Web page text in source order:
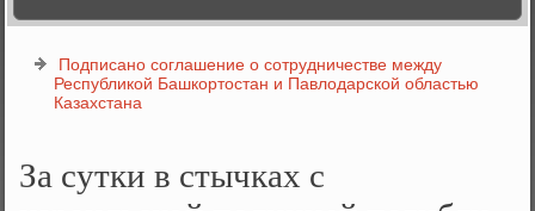
Подписано соглашение о сотрудничестве между
Республикой Башкортостан и Павлодарской областью
Казахстана
За сутки в стычках с